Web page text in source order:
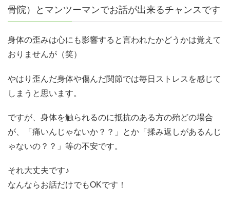
骨院）とマンツーマンでお話が出来るチャンスです
身体の歪みは心にも影響すると言われたかどうかは覚えて
おりませんが（笑）
やはり歪んだ身体や傷んだ関節では毎日ストレスを感じて
しまうと思います。
ですが、身体を触られるのに抵抗のある方の殆どの場合
が、「痛いんじゃないか？？」とか「揉み返しがあるんじ
ゃないの？？」等の不安です。
それ大丈夫です♪
なんならお話だけでもOKです！